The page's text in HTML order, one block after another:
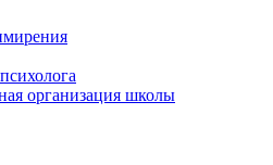
организация школы